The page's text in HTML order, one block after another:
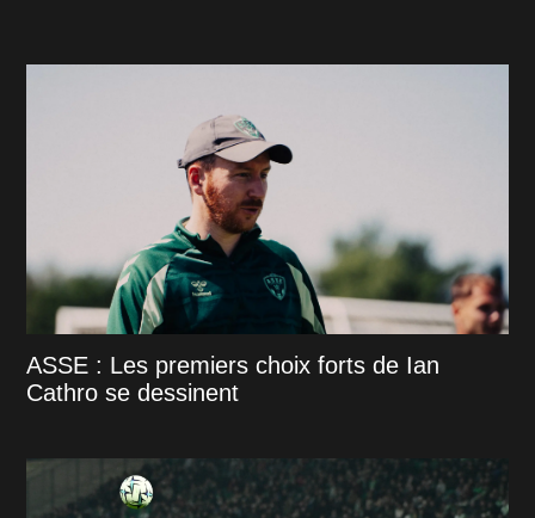
ASSE : Les premiers choix forts de Ian
Cathro se dessinent